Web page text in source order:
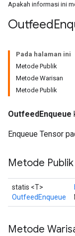
Apakah informasi ini
Outfeed
Pada halaman ini
Metode Publik
Metode Warisan
Metode Publik
OutfeedEnqueue
Enqueue Tensor
Metode Publik
statis <T>
OutfeedEnqueue
Metode